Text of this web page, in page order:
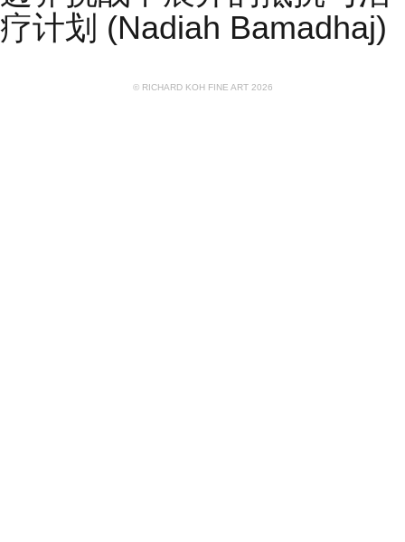
疗计划 (Nadiah Bamadhaj)
© RICHARD KOH FINE ART 2026